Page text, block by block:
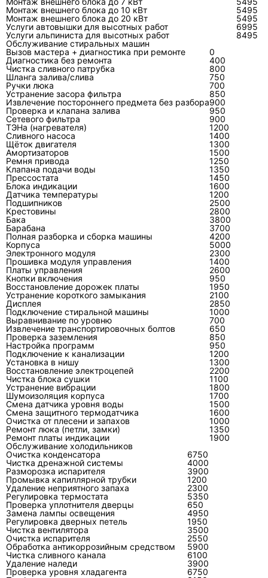
Какие данные нужны мастеру до
выезда?
Перед ремонтом полезно назвать модель
внутреннего и наружного блока, возраст
оборудования без указания точной даты,
длину трассы хотя бы приблизительно,
последний вид обслуживания, симптомы,
режим работы и поведение индикаторов.
Если есть код ошибки, его лучше передать
полностью, вместе с тем, где он отображается:
на пульте, панели внутреннего блока или
наружной плате.
Эти данные не заменяют диагностику, но
помогают взять подходящие приборы и
расходники. Для Toshiba это особенно заметно
при платах, датчиках и вентиляторах: внешне
похожие блоки могут иметь разные разъёмы,
номиналы и схемы управления.
Почему нельзя оценивать ремонт
только по цене детали?
Цена детали — только часть ремонта. В итог
входят поиск причины, доступ к наружному
блоку, демонтаж кожуха, проверка трассы,
восстановление соединений,
вакуумирование, расходные материалы и
контрольный запуск. Дешёвая замена без
проверки может быть дороже, если через
несколько запусков сгорает новый элемент.
Финансово правильный подход простой:
сначала подтвердить дефект измерениями,
затем устранить первопричину, после этого
менять или восстанавливать узел. Если
компрессор перегревался из-за грязного
радиатора, плата пострадала от влаги, а фреон
ушёл через вальцовку, ремонт должен
закрыть именно эту цепочку, а не только
последний видимый симптом.
Монтаж внешнего блока до 10 кВт
5495
Монтаж внешнего блока до 20 кВт
5495
Услуги автовышки для высотных работ
6995
Услуги альпиниста для высотных работ
8495
Обслуживание стиральных машин
Вызов мастера + диагностика при ремонте
0
Диагностика без ремонта
400
Чистка сливного патрубка
800
Шланга залива/слива
750
Ручки люка
700
Устранение засора фильтра
850
Извлечение постороннего предмета без разбора900
Проверка и клапана залива
950
Сетевого фильтра
900
ТЭНа (нагревателя)
1200
Сливного насоса
1400
Щёток двигателя
1300
Амортизаторов
1500
Ремня привода
1250
Клапана подачи воды
1350
Прессостата
1450
Блока индикации
1600
Датчика температуры
1200
Подшипников
2500
Крестовины
2800
Бака
3800
Барабана
3700
Полная разборка и сборка машины
4200
Корпуса
5000
Электронного модуля
2300
Прошивка модуля управления
1400
Платы управления
2600
Кнопки включения
950
Восстановление дорожек платы
1950
Устранение короткого замыкания
2100
Дисплея
2850
Подключение стиральной машины
1000
Выравнивание по уровню
700
Извлечение транспортировочных болтов
650
Проверка заземления
850
Настройка программ
950
Подключение к канализации
1200
Установка в нишу
1300
Восстановление электроцепей
2200
Чистка блока сушки
1100
Устранение вибрации
1800
Шумоизоляция корпуса
1700
Смена датчика уровня воды
1500
Смена защитного термодатчика
1600
Очистка от плесени и запахов
1000
Ремонт люка (петли, замки)
1350
Ремонт платы индикации
1900
Обслуживание холодильников
Очистка конденсатора
6750
Чистка дренажной системы
4000
Разморозка испарителя
3900
Промывка капиллярной трубки
1200
Удаление неприятного запаха
2300
Регулировка термостата
5350
Проверка уплотнителя дверцы
650
Замена лампы освещения
4950
Регулировка дверных петель
1950
Чистка вентилятора
3500
Очистка испарителя
2550
Обработка антикоррозийным средством
5900
Чистка сливного канала
6100
Удаление наледи
3900
Проверка уровня хладагента
6750